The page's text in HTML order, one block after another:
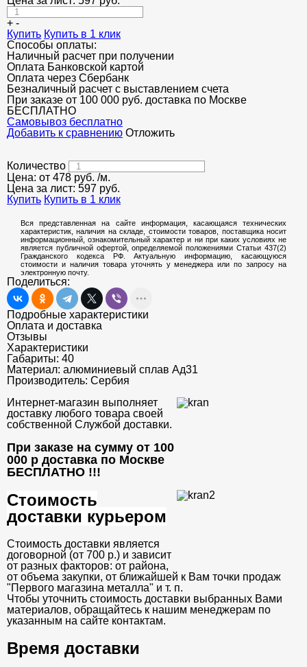
Алюминиевые пороги
Полоса декоративная
ПОТОЛКИ
АКЦИИ
НЕДОРОГОЙ МЕТАЛЛОПРОКАТ
ШУМОГЛУШИТЕЛИ
КОНТЕЙНЕРЫ ДЛЯ УТИЛИЗАЦИИ
+ -
Купить Купить в 1 клик
Способы оплаты:
Наличный расчет при получении
Оплата Банковской картой
Оплата через Сбербанк
Безналичный расчет с выставлением счета
При заказе от 100 000 руб. доставка по Москве
БЕСПЛАТНО
Cамовывоз бесплатно
Добавить к сравнению Отложить
Количество
Цена: от 478 руб. /м.
Цена за лист: 597 руб.
Купить Купить в 1 клик
Вся представленная на сайте информация, касающаяся технических
характеристик, наличия на складе, стоимости товаров, поставщика носит
информационный, ознакомительный характер и ни при каких условиях не
является публичной офертой, определяемой положениями Статьи 437(2)
Гражданского кодекса РФ. Актуальную информацию, касающуюся
стоимости и наличия товара уточнять у менеджера или по запросу на
электронную почту.
Поделиться:
Подробные характеристики
Оплата и доставка
Отзывы
Характеристики
Габариты: 40
Материал: алюминиевый сплав Ад31
Производитель: Сербия
Интернет-магазин выполняет
доставку любого товара своей
собственной Службой доставки.
При заказе на сумму от 100
000 р доставка по Москве
БЕСПЛАТНО !!!
Стоимость
доставки курьером
Стоимость доставки является
договорной (от 700 р.) и зависит
от разных факторов: от района,
от объема закупки, от ближайшей к Вам точки продаж
"Первого магазина металла" и т. п.
Чтобы уточнить стоимость доставки выбранных Вами
материалов, обращайтесь к нашим менеджерам по
указанным на сайте контактам.
Время доставки